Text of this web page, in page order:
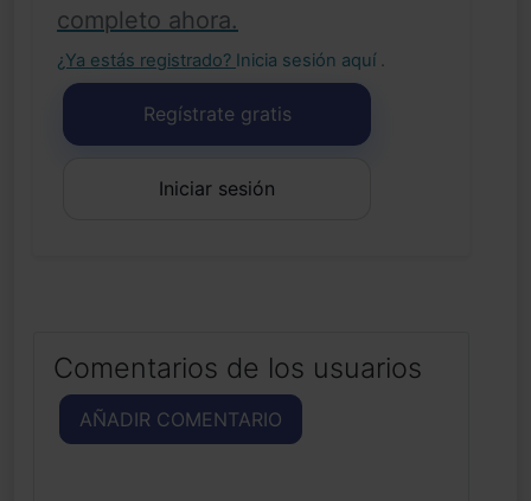
completo ahora.
¿Ya estás registrado? Inicia sesión aquí .
Regístrate gratis
Iniciar sesión
Comentarios de los usuarios
AÑADIR COMENTARIO